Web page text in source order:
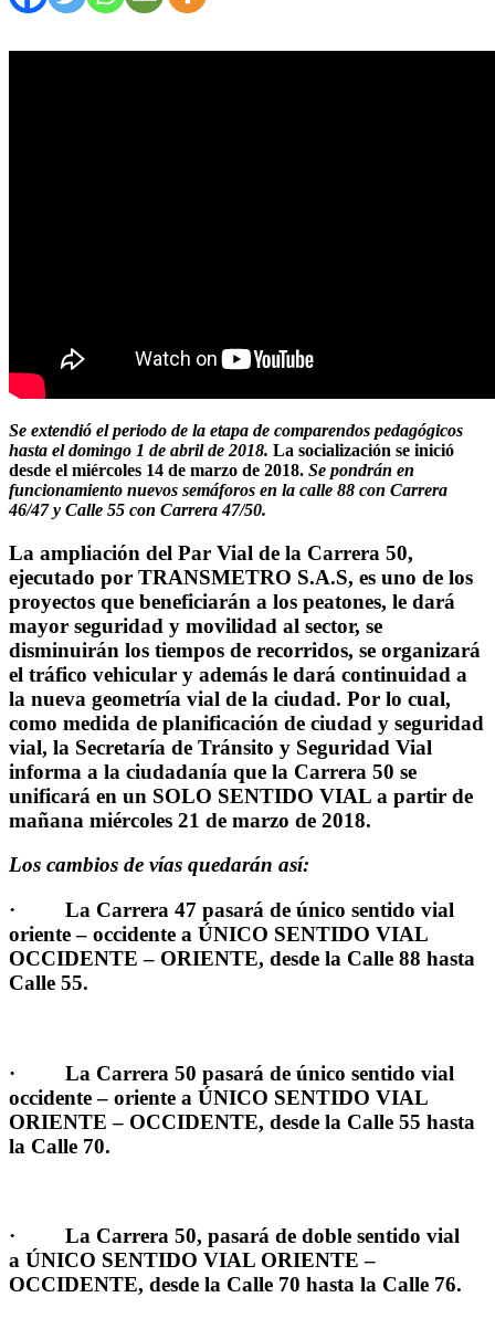
Se extendió el periodo de la etapa de comparendos pedagógicos
hasta el domingo 1 de abril de 2018. La socialización se inició
desde el miércoles 14 de marzo de 2018. Se pondrán en
funcionamiento nuevos semáforos en la calle 88 con Carrera
46/47 y Calle 55 con Carrera 47/50.
La ampliación del Par Vial de la Carrera 50,
ejecutado por TRANSMETRO S.A.S, es uno de los
proyectos que beneficiarán a los peatones, le dará
mayor seguridad y movilidad al sector, se
disminuirán los tiempos de recorridos, se organizará
el tráfico vehicular y además le dará continuidad a
la nueva geometría vial de la ciudad. Por lo cual,
como medida de planificación de ciudad y seguridad
vial, la Secretaría de Tránsito y Seguridad Vial
informa a la ciudadanía que la Carrera 50 se
unificará en un SOLO SENTIDO VIAL a partir de
mañana miércoles 21 de marzo de 2018.
Los cambios de vías quedarán así:
· La Carrera 47 pasará de único sentido vial
oriente – occidente a ÚNICO SENTIDO VIAL
OCCIDENTE – ORIENTE, desde la Calle 88 hasta
Calle 55.
· La Carrera 50 pasará de único sentido vial
occidente – oriente a ÚNICO SENTIDO VIAL
ORIENTE – OCCIDENTE, desde la Calle 55 hasta
la Calle 70.
· La Carrera 50, pasará de doble sentido vial
a ÚNICO SENTIDO VIAL ORIENTE –
OCCIDENTE, desde la Calle 70 hasta la Calle 76.